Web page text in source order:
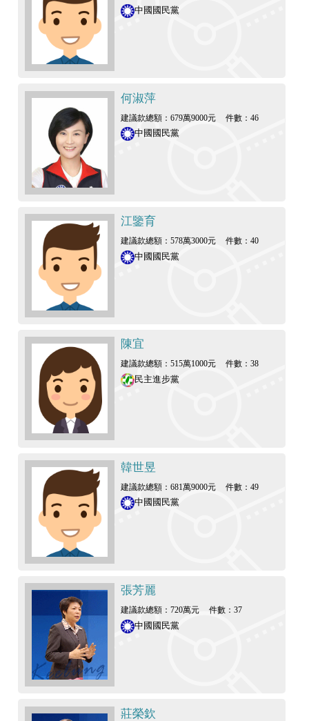
中國國民黨
何淑萍
建議款總額：679萬9000元 件數：46
中國國民黨
江鑒育
建議款總額：578萬3000元 件數：40
中國國民黨
陳宜
建議款總額：515萬1000元 件數：38
民主進步黨
韓世昱
建議款總額：681萬9000元 件數：49
中國國民黨
張芳麗
建議款總額：720萬元 件數：37
中國國民黨
莊榮欽